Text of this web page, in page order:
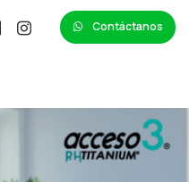
Contáctanos